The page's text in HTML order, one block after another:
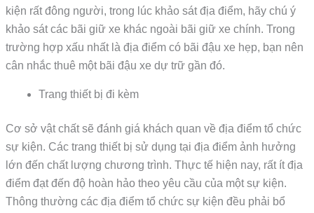
kiện rất đông người, trong lúc khảo sát địa điểm, hãy chú ý
khảo sát các bãi giữ xe khác ngoài bãi giữ xe chính. Trong
trường hợp xấu nhất là địa điểm có bãi đậu xe hẹp, bạn nên
cân nhắc thuê một bãi đậu xe dự trữ gần đó.
Trang thiết bị đi kèm
Cơ sở vật chất sẽ đánh giá khách quan về địa điểm tổ chức
sự kiện. Các trang thiết bị sử dụng tại địa điểm ảnh hưởng
lớn đến chất lượng chương trình. Thực tế hiện nay, rất ít địa
điểm đạt đến độ hoàn hảo theo yêu cầu của một sự kiện.
Thông thường các địa điểm tổ chức sự kiện đều phải bổ